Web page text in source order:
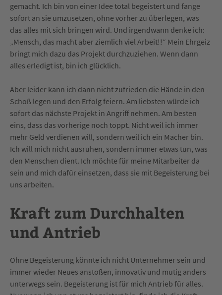
gemacht. Ich bin von einer Idee total begeistert und fange
sofort an sie umzusetzen, ohne vorher zu überlegen, was
das alles mit sich bringen wird. Und irgendwann denke ich:
„Mensch, das macht aber ziemlich viel Arbeit!!“ Mein Ehrgeiz
bringt mich dazu das Projekt durchzuziehen. Wenn dann
alles erledigt ist, bin ich glücklich.
Aber leider kann ich dann nicht zufrieden die Hände in den
Schoß legen und den Erfolg feiern. Am liebsten würde ich
sofort das nächste Projekt in Angriff nehmen. Am besten
eins, dass das vorherige noch toppt. Nicht weil ich immer
mehr Geld verdienen will, sondern weil ich ein Macher bin.
Ich will mich nicht ausruhen, sondern immer etwas tun, was
den Menschen dient. Ich möchte für meine Mitarbeiter da
sein und mich dafür einsetzen, dass sie mit Begeisterung bei
uns arbeiten.
Kraft zum Durchhalten
und Antrieb
Ohne Begeisterung könnte ich nicht Unternehmer sein und
immer wieder Neues anstoßen, innovativ und mutig anders
unterwegs sein. Begeisterung ist für mich Antrieb für alles.